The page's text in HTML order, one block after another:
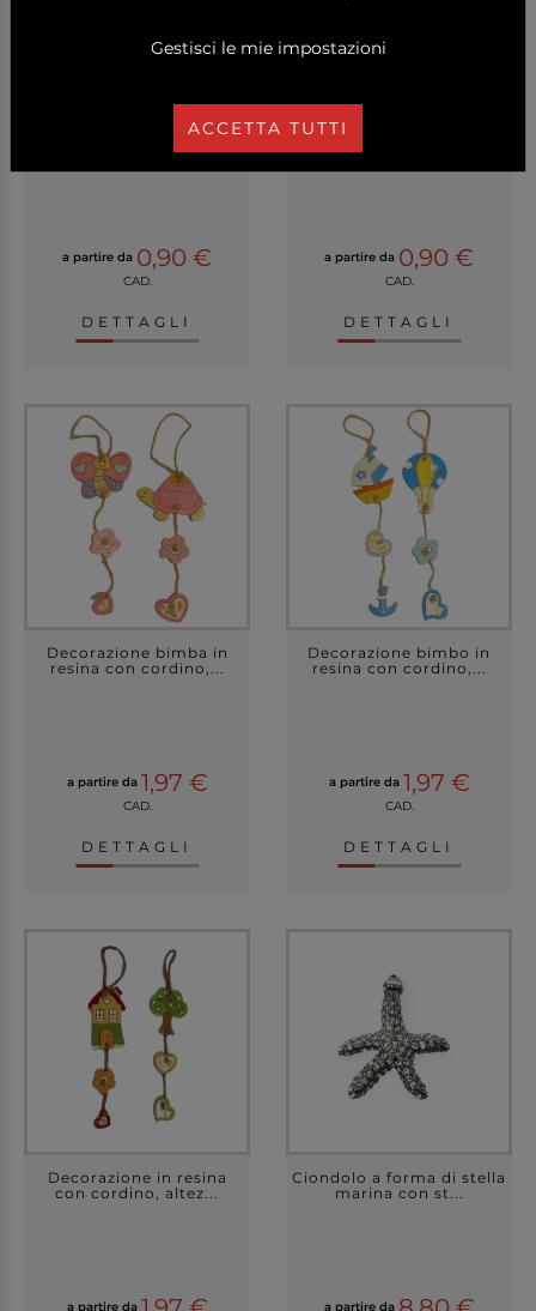
Albero in porcellana con
a partire da 0,90 €
CAD.
DETTAGLI
Albero in porcellana con
a partire da 0,90 €
CAD.
DETTAGLI
Decorazione bimba in
resina con cordino,...
a partire da 1,97 €
CAD.
DETTAGLI
Decorazione bimbo in
resina con cordino,...
a partire da 1,97 €
CAD.
DETTAGLI
Decorazione in resina
con cordino, altez...
a partire da
Ciondolo a forma di stella
marina con st...
a partire da
Gestisci le mie impostazioni
ACCETTA TUTTI